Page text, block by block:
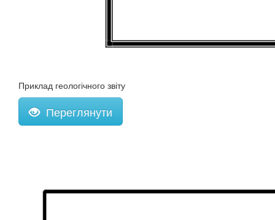
Приклад геологічного звіту
Переглянути